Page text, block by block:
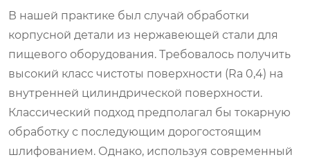
В нашей практике был случай обработки
корпусной детали из нержавеющей стали для
пищевого оборудования. Требовалось получить
высокий класс чистоты поверхности (Ra 0,4) на
внутренней цилиндрической поверхности.
Классический подход предполагал бы токарную
обработку с последующим дорогостоящим
шлифованием. Однако, используя современный